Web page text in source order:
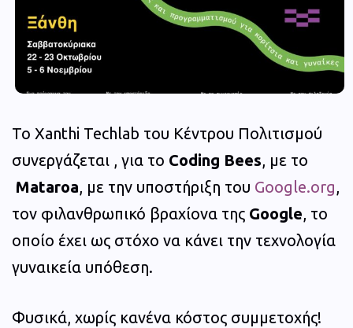
Το Xanthi Techlab του Κέντρου Πολιτισμού
συνεργάζεται , για το Coding Bees, με το
Mataroa, με την υποστήριξη του Google.org,
τον φιλανθρωπικό βραχίονα της Google, το
οποίο έχει ως στόχο να κάνει την τεχνολογία
γυναικεία υπόθεση.
Φυσικά, χωρίς κανένα κόστος συμμετοχής!